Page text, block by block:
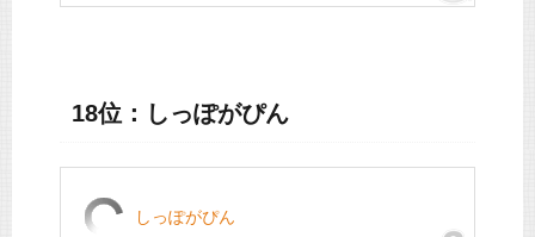
18位：しっぽがぴん
しっぽがぴん